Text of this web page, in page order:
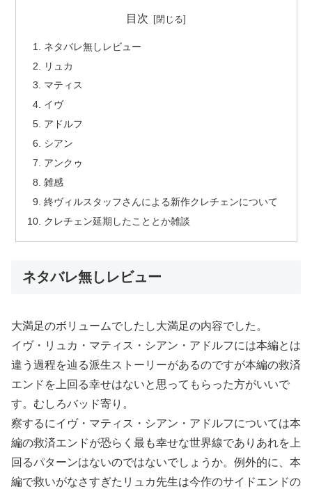
目次
ネタバレ無しレビュー
リュカ
マティス
イヴ
アドルフ
シアン
アンクゥ
雑感
終ヴィルスタッフさんによる新作クレチェンについて
クレチェン延期したこととか雑談
ネタバレ無しレビュー
大満足のボリュームでしたし大満足の内容でした。
イヴ・リュカ・マティス・シアン・アドルフには本編とは
違う過程を辿る派生ストーリーがあるのですが本編の救済
エンドを上回る幸せはないと思ってもらった方がいいで
す。むしろバッド寄り。
察するにイヴ・マティス・シアン・アドルフについては本
編の救済エンドが恐らく最も幸せな世界線でありあれを上
回るパターンはないのではないでしょうか。例外的に、本
編で救いがなさすぎたリュカ先生は今作のサイドエンドの